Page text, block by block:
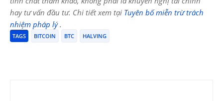
hay tư vấn đầu tư. Chi tiết xem tại Tuyên bố miễn trừ trách
nhiệm pháp lý.
TAGS BITCOIN BTC HALVING